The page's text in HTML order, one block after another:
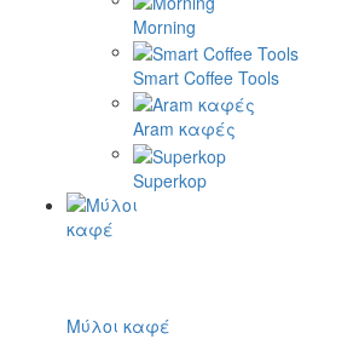
Morning
Smart Coffee Tools
Aram καφές
Superkop
Μύλοι καφέ